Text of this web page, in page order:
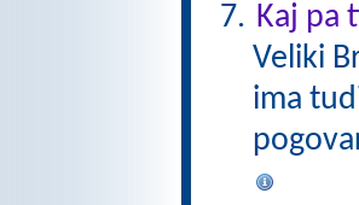
Kaj pa
Veliki
ima